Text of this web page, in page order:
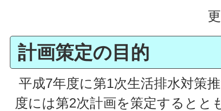
計画策定の目的
平成7年度に第1次生活排水対策
度には第2次計画を策定するとと